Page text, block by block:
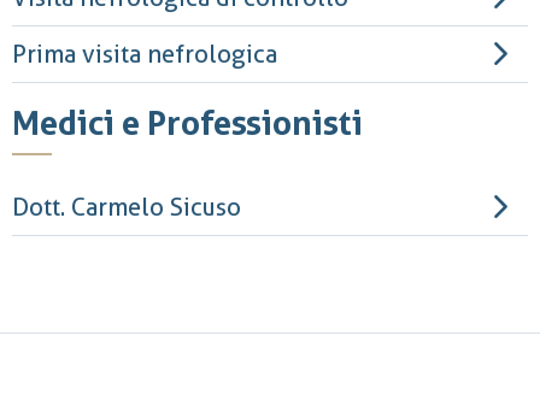
Prima visita nefrologica
Medici e Professionisti
Dott. Carmelo Sicuso